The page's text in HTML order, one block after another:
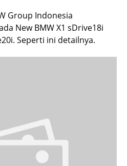
Group Indonesia
New BMW X1 sDrive18i
Seperti ini detailnya.